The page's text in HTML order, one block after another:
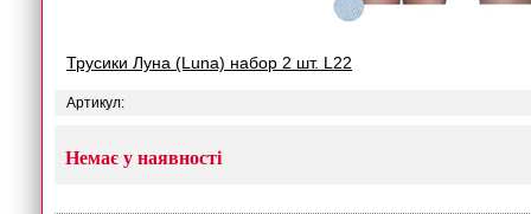
Трусики Луна (Luna) набор 2 шт. L22
Артикул:
Немає у наявності